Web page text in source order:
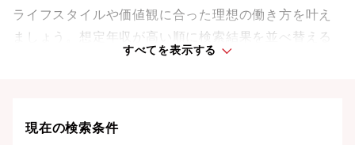
ライフスタイルや価値観に合った理想の働き方を叶え
ましょう。想定年収が高い順に検索結果を並べ替える
すべてを表示する
現在の検索条件